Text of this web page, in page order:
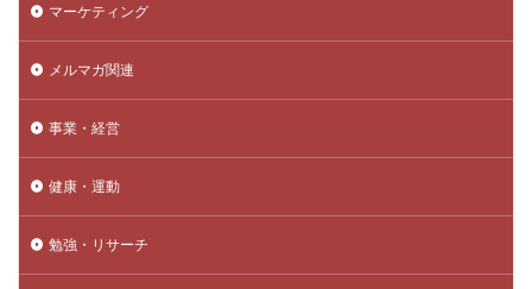
マーケティング
メルマガ関連
事業・経営
健康・運動
勉強・リサーチ